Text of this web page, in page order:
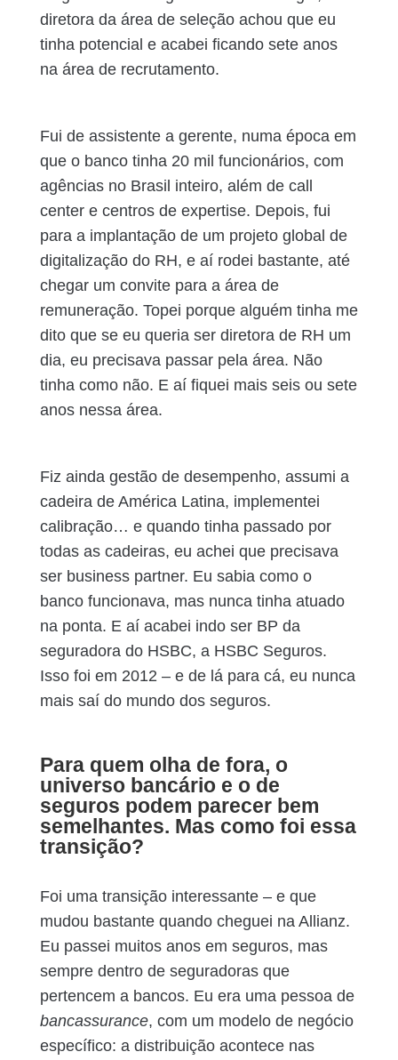
diretora da área de seleção achou que eu
tinha potencial e acabei ficando sete anos
na área de recrutamento.
Fui de assistente a gerente, numa época em
que o banco tinha 20 mil funcionários, com
agências no Brasil inteiro, além de call
center e centros de expertise. Depois, fui
para a implantação de um projeto global de
digitalização do RH, e aí rodei bastante, até
chegar um convite para a área de
remuneração. Topei porque alguém tinha me
dito que se eu queria ser diretora de RH um
dia, eu precisava passar pela área. Não
tinha como não. E aí fiquei mais seis ou sete
anos nessa área.
Fiz ainda gestão de desempenho, assumi a
cadeira de América Latina, implementei
calibração… e quando tinha passado por
todas as cadeiras, eu achei que precisava
ser business partner. Eu sabia como o
banco funcionava, mas nunca tinha atuado
na ponta. E aí acabei indo ser BP da
seguradora do HSBC, a HSBC Seguros.
Isso foi em 2012 – e de lá para cá, eu nunca
mais saí do mundo dos seguros.
Para quem olha de fora, o
universo bancário e o de
seguros podem parecer bem
semelhantes. Mas como foi essa
transição?
Foi uma transição interessante – e que
mudou bastante quando cheguei na Allianz.
Eu passei muitos anos em seguros, mas
sempre dentro de seguradoras que
pertencem a bancos. Eu era uma pessoa de
bancassurance, com um modelo de negócio
específico: a distribuição acontece nas